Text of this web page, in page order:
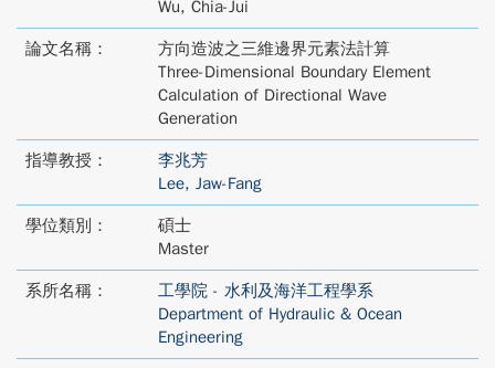
Wu, Chia-Jui
論文名稱：
方向造波之三維邊界元素法計算
Three-Dimensional Boundary Element
Calculation of Directional Wave
Generation
指導教授：
李兆芳
Lee, Jaw-Fang
學位類別：
碩士
Master
系所名稱：
工學院 - 水利及海洋工程學系
Department of Hydraulic & Ocean
Engineering